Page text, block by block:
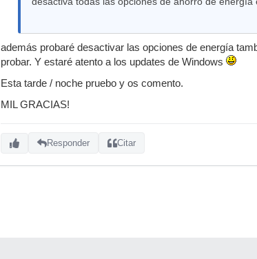
además probaré desactivar las opciones de energía
probar. Y estaré atento a los updates de Windows
Esta tarde / noche pruebo y os comento.
MIL GRACIAS!
Responder Citar